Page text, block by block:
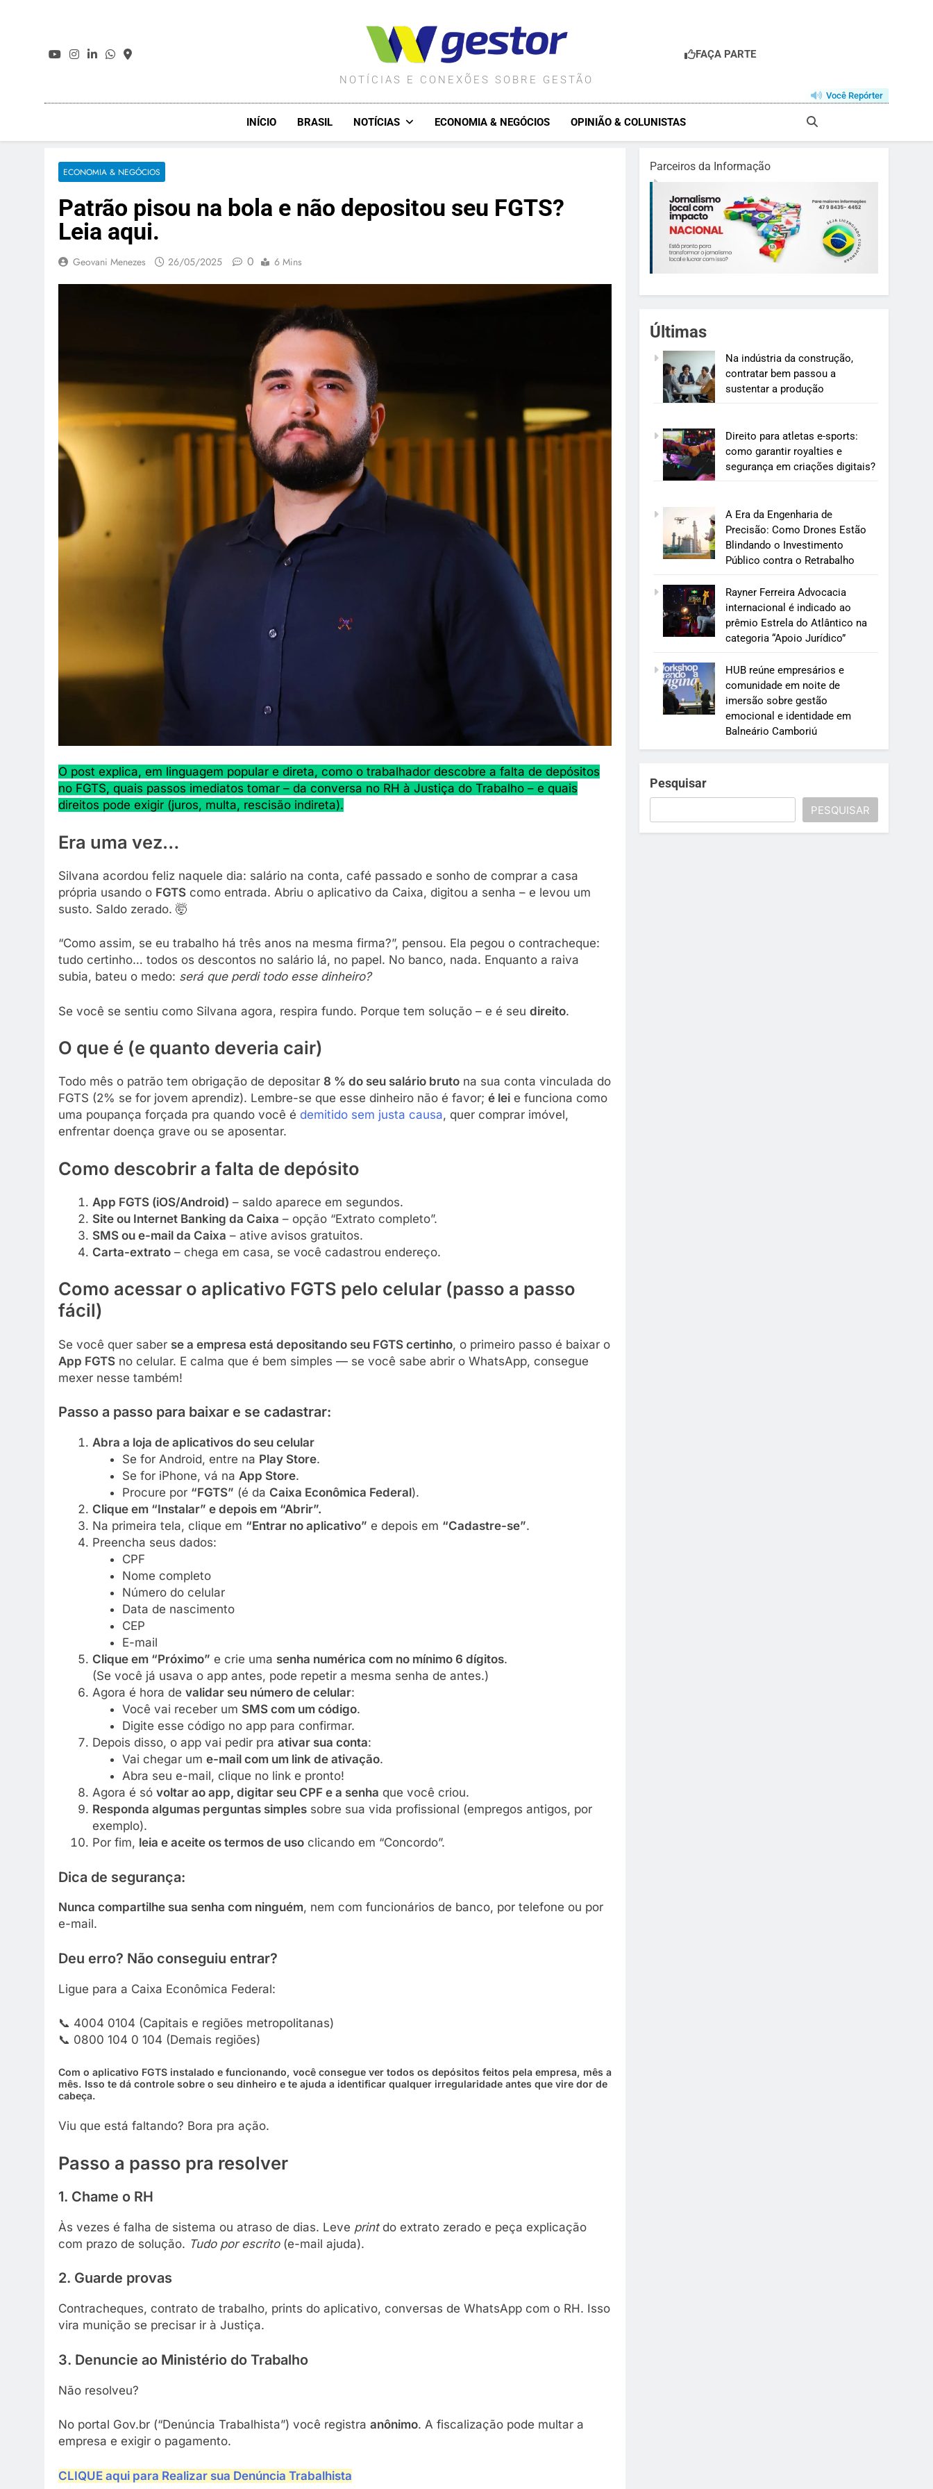
WGESTOR.COM.BR
NOTÍCIAS E CONEXÕES SOBRE GESTÃO
FAÇA PARTE
Você Repórter
INÍCIO BRASIL NOTÍCIAS ECONOMIA & NEGÓCIOS OPINIÃO & COLUNISTAS
ECONOMIA & NEGÓCIOS
Patrão pisou na bola e não depositou seu FGTS?
Leia aqui.
Geovani Menezes 26/05/2025 0 6 Mins
O post explica, em linguagem popular e direta, como o trabalhador descobre a falta de depósitos
no FGTS, quais passos imediatos tomar – da conversa no RH à Justiça do Trabalho – e quais
direitos pode exigir (juros, multa, rescisão indireta).
Era uma vez…
Silvana acordou feliz naquele dia: salário na conta, café passado e sonho de comprar a casa
própria usando o FGTS como entrada. Abriu o aplicativo da Caixa, digitou a senha – e levou um
susto. Saldo zerado. 🤯
“Como assim, se eu trabalho há três anos na mesma firma?”, pensou. Ela pegou o contracheque:
tudo certinho… todos os descontos no salário lá, no papel. No banco, nada. Enquanto a raiva
subia, bateu o medo: será que perdi todo esse dinheiro?
Se você se sentiu como Silvana agora, respira fundo. Porque tem solução – e é seu direito.
O que é (e quanto deveria cair)
Todo mês o patrão tem obrigação de depositar 8 % do seu salário bruto na sua conta vinculada do
FGTS (2% se for jovem aprendiz). Lembre-se que esse dinheiro não é favor; é lei e funciona como
uma poupança forçada pra quando você é demitido sem justa causa, quer comprar imóvel,
enfrentar doença grave ou se aposentar.
Como descobrir a falta de depósito
App FGTS (iOS/Android) – saldo aparece em segundos.
Site ou Internet Banking da Caixa – opção “Extrato completo”.
SMS ou e-mail da Caixa – ative avisos gratuitos.
Carta-extrato– chega em casa, se você cadastrou endereço.
Como acessar o aplicativo FGTS pelo celular (passo a passo
fácil)
Se você quer saber se a empresa está depositando seu FGTS certinho, o primeiro passo é baixar o
App FGTS no celular. E calma que é bem simples — se você sabe abrir o WhatsApp, consegue
mexer nesse também!
Passo a passo para baixar e se cadastrar:
Abra a loja de aplicativos do seu celular
Se for Android, entre na Play Store.
Se for iPhone, vá na App Store.
Procure por “FGTS” (é da Caixa Econômica Federal).
Clique em “Instalar” e depois em “Abrir”.
Na primeira tela, clique em “Entrar no aplicativo” e depois em “Cadastre-se”.
Preencha seus dados:
CPF
Nome completo
Número do celular
Data de nascimento
CEP
E-mail
Clique em “Próximo” e crie uma senha numérica com no mínimo 6 dígitos.
(Se você já usava o app antes, pode repetir a mesma senha de antes.)
Agora é hora de validar seu número de celular:
Você vai receber um SMS com um código.
Digite esse código no app para confirmar.
Depois disso, o app vai pedir pra ativar sua conta:
Vai chegar um e-mail com um link de ativação.
Abra seu e-mail, clique no link e pronto!
Agora é só voltar ao app, digitar seu CPF e a senha que você criou.
Responda algumas perguntas simplessobre sua vida profissional (empregos antigos, por
exemplo).
Por fim, leia e aceite os termos de usoclicando em “Concordo”.
Dica de segurança:
Nunca compartilhe sua senha com ninguém, nem com funcionários de banco, por telefone ou por
e-mail.
Deu erro? Não conseguiu entrar?
Ligue para a Caixa Econômica Federal:
📞 4004 0104 (Capitais e regiões metropolitanas)
📞 0800 104 0 104 (Demais regiões)
Com o aplicativo FGTS instalado e funcionando, você consegue ver todos os depósitos feitos pela empresa, mês a
mês. Isso te dá controle sobre o seu dinheiro e te ajuda a identificar qualquer irregularidade antes que vire dor de
cabeça.
Viu que está faltando? Bora pra ação.
Passo a passo pra resolver
1. Chame o RH
Às vezes é falha de sistema ou atraso de dias. Leve printdo extrato zerado e peça explicação
com prazo de solução. Tudo por escrito(e-mail ajuda).
2. Guarde provas
Contracheques, contrato de trabalho, prints do aplicativo, conversas de WhatsApp com o RH. Isso
vira munição se precisar ir à Justiça.
3. Denuncie ao Ministério do Trabalho
Não resolveu?
No portal Gov.br (“Denúncia Trabalhista”) você registra anônimo. A fiscalização pode multar a
empresa e exigir o pagamento.
CLIQUE aqui para Realizar sua Denúncia Trabalhista
Parceiros da Informação
Últimas
Na indústria da construção,
contratar bem passou a
sustentar a produção
Direito para atletas e-sports:
como garantir royalties e
segurança em criações digitais?
A Era da Engenharia de
Precisão: Como Drones Estão
Blindando o Investimento
Público contra o Retrabalho
Rayner Ferreira Advocacia
internacional é indicado ao
prêmio Estrela do Atlântico na
categoria “Apoio Jurídico”
HUB reúne empresários e
comunidade em noite de
imersão sobre gestão
emocional e identidade em
Balneário Camboriú
Pesquisar
PESQUISAR